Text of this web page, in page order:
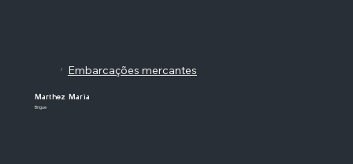
/ Embarcações mercantes
Marthez Maria
Brigue